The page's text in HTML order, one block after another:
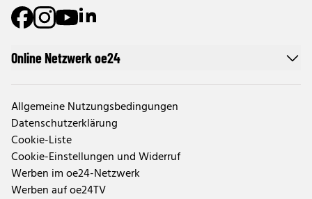
Online Netzwerk oe24
Allgemeine Nutzungsbedingungen
Datenschutzerklärung
Cookie-Liste
Cookie-Einstellungen und Widerruf
Werben im oe24-Netzwerk
Werben auf oe24TV